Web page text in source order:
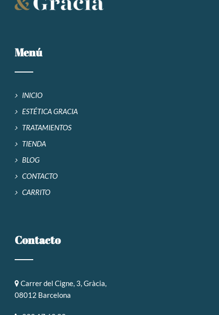
Menú
INICIO
ESTÉTICA GRACIA
TRATAMIENTOS
TIENDA
BLOG
CONTACTO
CARRITO
Contacto
Carrer del Cigne, 3, Gràcia,
08012 Barcelona